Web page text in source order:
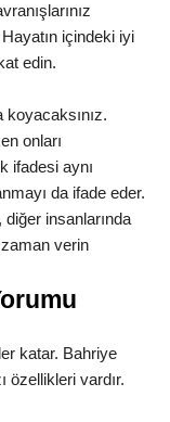
içindeki iyi
edin.
onları
ifadesi aynı
da ifade eder.
insanlarında
verin
katar. Bahriye
özellikleri vardır.